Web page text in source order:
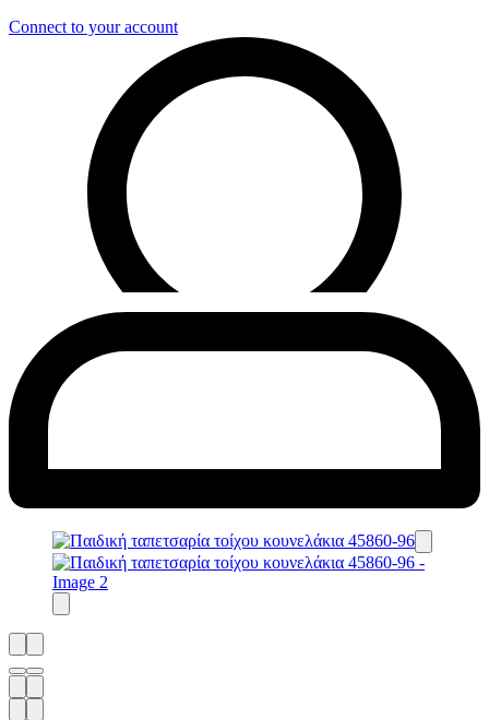
Connect to your account